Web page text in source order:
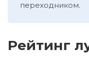
переходником.
Рейтинг